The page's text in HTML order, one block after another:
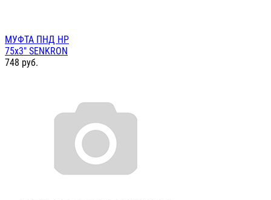
МУФТА ПНД НР
75х3" SENKRON
748 руб.